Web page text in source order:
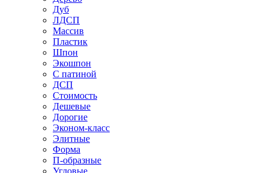
Дуб
ЛДСП
Массив
Пластик
Шпон
Экошпон
С патиной
ДСП
Стоимость
Дешевые
Дорогие
Эконом-класс
Элитные
Форма
П-образные
Угловые